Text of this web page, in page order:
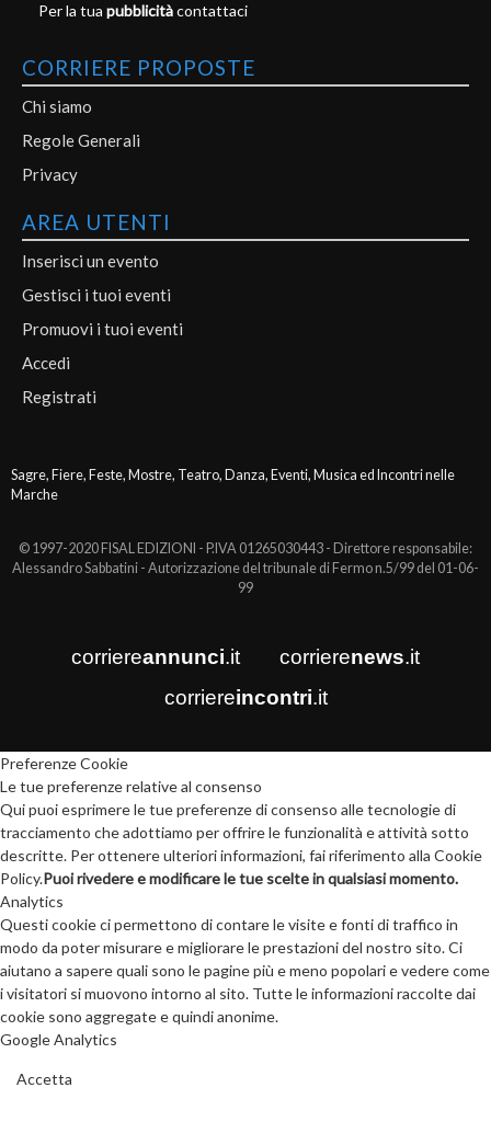
Per la tua pubblicitàcontattaci
CORRIERE PROPOSTE
Chi siamo
Regole Generali
Privacy
AREA UTENTI
Inserisci un evento
Gestisci i tuoi eventi
Promuovi i tuoi eventi
Accedi
Registrati
Sagre, Fiere, Feste, Mostre, Teatro, Danza, Eventi, Musica ed Incontri nelle
Marche
© 1997-2020 FISAL EDIZIONI - P.IVA 01265030443 - Direttore responsabile:
Alessandro Sabbatini - Autorizzazione del tribunale di Fermo n.5/99 del 01-06-
99
corriereannunci.it corrierenews.it
corriereincontri.it
Preferenze Cookie
Le tue preferenze relative al consenso
Qui puoi esprimere le tue preferenze di consenso alle tecnologie di
tracciamento che adottiamo per offrire le funzionalità e attività sotto
descritte. Per ottenere ulteriori informazioni, fai riferimento alla Cookie
Policy.Puoi rivedere e modificare le tue scelte in qualsiasi momento.
Analytics
Questi cookie ci permettono di contare le visite e fonti di traffico in
modo da poter misurare e migliorare le prestazioni del nostro sito. Ci
aiutano a sapere quali sono le pagine più e meno popolari e vedere come
i visitatori si muovono intorno al sito. Tutte le informazioni raccolte dai
cookie sono aggregate e quindi anonime.
Google Analytics
Accetta